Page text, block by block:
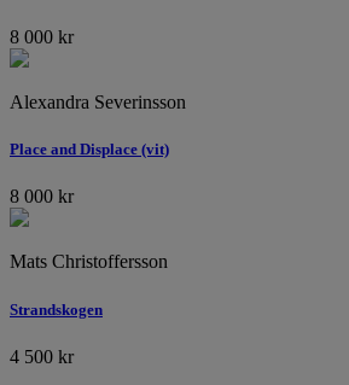
8 000 kr
Alexandra Severinsson
Place and Displace (vit)
8 000 kr
Mats Christoffersson
Strandskogen
4 500 kr